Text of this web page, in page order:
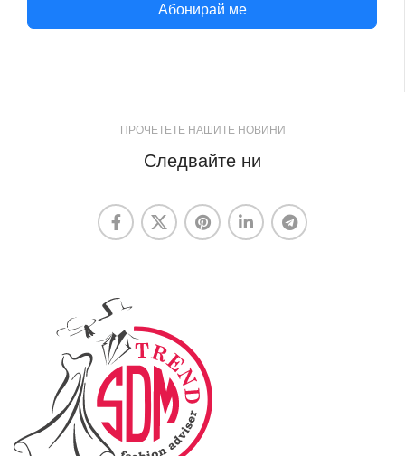
Абонирай ме
ПРОЧЕТЕТЕ НАШИТЕ НОВИНИ
Следвайте ни